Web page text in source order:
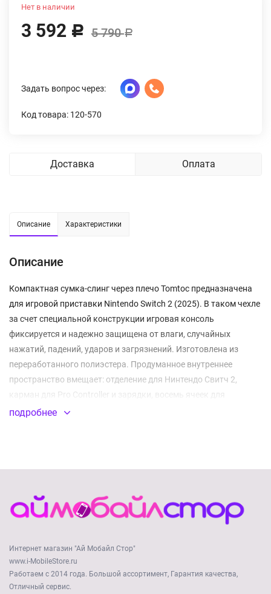
Нет в наличии
3 592 Р 5 790Р
Задать вопрос через:
Код товара: 120-570
Доставка Оплата
Описание Характеристики
Описание
Компактная сумка-слинг через плечо Tomtoc предназначена
для игровой приставки Nintendo Switch 2 (2025). В таком чехле
за счет специальной конструкции игровая консоль
фиксируется и надежно защищена от влаги, случайных
нажатий, падений, ударов и загрязнений. Изготовлена из
переработанного полиэстера. Продуманное внутреннее
пространство вмещает: отделение для Нинтендо Свитч 2,
карман для Pro Controller и зарядки, восемь ячеек для
коллекции игровых картриджей, а также 2 сетчатых кармана
удобства при переноске устройства в коротких поездках.
Внешние размеры, мм: 313 х 150 х 93
Защита от внешних воздействий
Умная система организации хранения
подробнее
Интернет магазин "Ай Мобайл Стор"
www.i-MobileStore.ru
Работаем с 2014 года. Большой ассортимент, Гарантия качества,
Отличный сервис.